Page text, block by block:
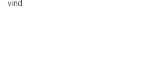
vind.